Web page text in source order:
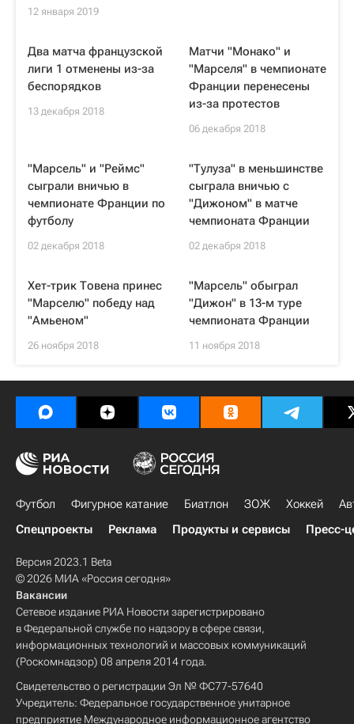
12 января 2019
Два матча французской
лиги 1 отменены из-за
беспорядков
13 декабря 2018
Матчи "Монако" и
"Марселя" в чемпионате
Франции перенесены
из-за протестов
06 декабря 2018
"Марсель" и "Реймс"
сыграли вничью в
чемпионате Франции по
футболу
02 декабря 2018
"Тулуза" в меньшинстве
сыграла вничью с
"Дижоном" в матче
чемпионата Франции
02 декабря 2018
Хет-трик Товена принес
"Марселю" победу над
"Амьеном"
26 ноября 2018
"Марсель" обыграл
"Дижон" в 13-м туре
чемпионата Франции
11 ноября 2018
Футбол Фигурное катание Биатлон ЗОЖ Хоккей
Спецпроекты
Реклама Продукты и сервисы Пресс-
Версия 2023.1 Beta
© 2026 МИА «Россия сегодня»
Вакансии
Сетевое издание РИА Новости зарегистрировано
в Федеральной службе по надзору в сфере связи,
информационных технологий и массовых коммуникаций
(Роскомнадзор) 08 апреля 2014 года.
Свидетельство о регистрации Эл № ФС77-57640
Учредитель: Федеральное государственное унитарное
предприятие Международное информационное агентство